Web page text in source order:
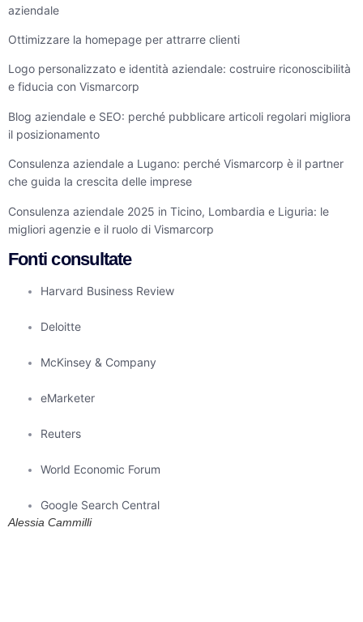
aziendale
Ottimizzare la homepage per attrarre clienti
Logo personalizzato e identità aziendale: costruire riconoscibilità
e fiducia con Vismarcorp
Blog aziendale e SEO: perché pubblicare articoli regolari migliora
il posizionamento
Consulenza aziendale a Lugano: perché Vismarcorp è il partner
che guida la crescita delle imprese
Consulenza aziendale 2025 in Ticino, Lombardia e Liguria: le
migliori agenzie e il ruolo di Vismarcorp
Fonti consultate
Harvard Business Review
Deloitte
McKinsey & Company
eMarketer
Reuters
World Economic Forum
Google Search Central
Alessia Cammilli